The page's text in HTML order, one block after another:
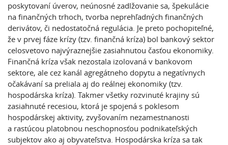
poskytovaní úverov, neúnosné zadlžovanie sa, špekulácie
na finančných trhoch, tvorba neprehľadných finančných
derivátov, či nedostatočná regulácia. Je preto pochopiteľné,
že v prvej fáze krízy (tzv. finančná kríza) bol bankový sektor
celosvetovo najvýraznejšie zasiahnutou časťou ekonomiky.
Finančná kríza však nezostala izolovaná v bankovom
sektore, ale cez kanál agregátneho dopytu a negatívnych
očakávaní sa preliala aj do reálnej ekonomiky (tzv.
hospodárska kríza). Takmer všetky rozvinuté krajiny sú
zasiahnuté recesiou, ktorá je spojená s poklesom
hospodárskej aktivity, zvyšovaním nezamestnanosti
a rastúcou platobnou neschopnosťou podnikateľských
subjektov ako aj obyvateľstva. Hospodárska kríza sa tak